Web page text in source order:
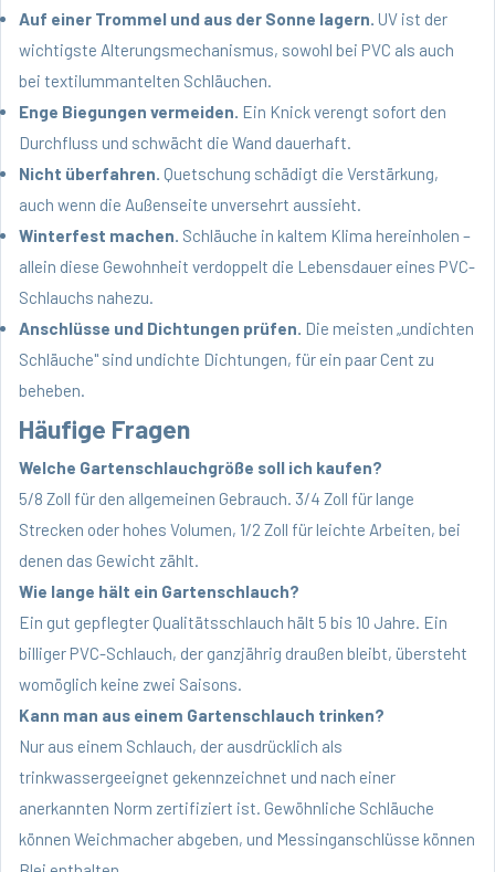
Auf einer Trommel und aus der Sonne lagern. UV ist der
wichtigste Alterungsmechanismus, sowohl bei PVC als auch
bei textilummantelten Schläuchen.
Enge Biegungen vermeiden. Ein Knick verengt sofort den
Durchfluss und schwächt die Wand dauerhaft.
Nicht überfahren. Quetschung schädigt die Verstärkung,
auch wenn die Außenseite unversehrt aussieht.
Winterfest machen. Schläuche in kaltem Klima hereinholen –
allein diese Gewohnheit verdoppelt die Lebensdauer eines PVC-
Schlauchs nahezu.
Anschlüsse und Dichtungen prüfen. Die meisten „undichten
Schläuche" sind undichte Dichtungen, für ein paar Cent zu
beheben.
Häufige Fragen
Welche Gartenschlauchgröße soll ich kaufen?
5/8 Zoll für den allgemeinen Gebrauch. 3/4 Zoll für lange
Strecken oder hohes Volumen, 1/2 Zoll für leichte Arbeiten, bei
denen das Gewicht zählt.
Wie lange hält ein Gartenschlauch?
Ein gut gepflegter Qualitätsschlauch hält 5 bis 10 Jahre. Ein
billiger PVC-Schlauch, der ganzjährig draußen bleibt, übersteht
womöglich keine zwei Saisons.
Kann man aus einem Gartenschlauch trinken?
Nur aus einem Schlauch, der ausdrücklich als
trinkwassergeeignet gekennzeichnet und nach einer
anerkannten Norm zertifiziert ist. Gewöhnliche Schläuche
können Weichmacher abgeben, und Messinganschlüsse können